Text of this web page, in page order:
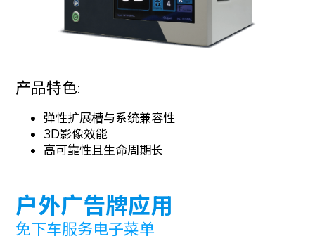
产品特色:
弹性扩展槽与系统兼容性
3D影像效能
高可靠性且生命周期长
户外广告牌应用
免下车服务电子菜单